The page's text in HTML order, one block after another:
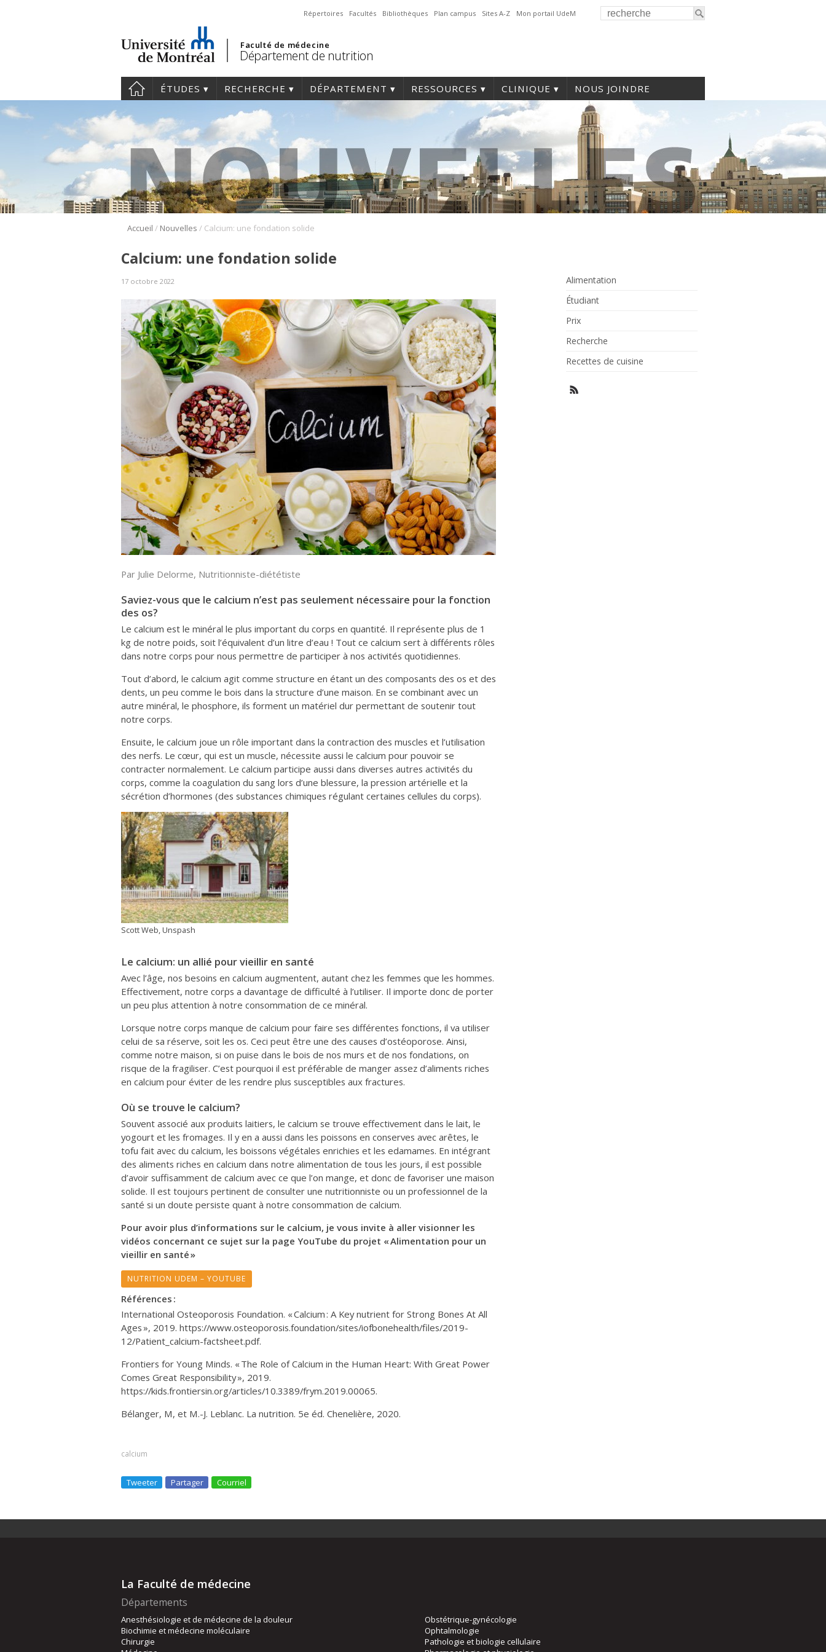
Répertoires Facultés Bibliothèques Plan campus Sites A-Z Mon portail UdeM
Faculté de médecine
Département de nutrition
ÉTUDES RECHERCHE DÉPARTEMENT RESSOURCES CLINIQUE NOUS JOINDRE
Accueil / Nouvelles / Calcium: une fondation solide
Alimentation
Étudiant
Prix
Recherche
Recettes de cuisine
Calcium: une fondation solide
17 octobre 2022
Par Julie Delorme, Nutritionniste-diététiste
Saviez-vous que le calcium n’est pas seulement nécessaire pour la fonction
des os?
Le calcium est le minéral le plus important du corps en quantité. Il représente plus de 1
kg de notre poids, soit l’équivalent d’un litre d’eau ! Tout ce calcium sert à différents rôles
dans notre corps pour nous permettre de participer à nos activités quotidiennes.
Tout d’abord, le calcium agit comme structure en étant un des composants des os et des
dents, un peu comme le bois dans la structure d’une maison. En se combinant avec un
autre minéral, le phosphore, ils forment un matériel dur permettant de soutenir tout
notre corps.
Ensuite, le calcium joue un rôle important dans la contraction des muscles et l’utilisation
des nerfs. Le cœur, qui est un muscle, nécessite aussi le calcium pour pouvoir se
contracter normalement. Le calcium participe aussi dans diverses autres activités du
corps, comme la coagulation du sang lors d’une blessure, la pression artérielle et la
sécrétion d’hormones (des substances chimiques régulant certaines cellules du corps).
Scott Web, Unspash
Le calcium: un allié pour vieillir en santé
Avec l’âge, nos besoins en calcium augmentent, autant chez les femmes que les hommes.
Effectivement, notre corps a davantage de difficulté à l’utiliser. Il importe donc de porter
un peu plus attention à notre consommation de ce minéral.
Lorsque notre corps manque de calcium pour faire ses différentes fonctions, il va utiliser
celui de sa réserve, soit les os. Ceci peut être une des causes d’ostéoporose. Ainsi,
comme notre maison, si on puise dans le bois de nos murs et de nos fondations, on
risque de la fragiliser. C’est pourquoi il est préférable de manger assez d’aliments riches
en calcium pour éviter de les rendre plus susceptibles aux fractures.
Où se trouve le calcium?
Souvent associé aux produits laitiers, le calcium se trouve effectivement dans le lait, le
yogourt et les fromages. Il y en a aussi dans les poissons en conserves avec arêtes, le
tofu fait avec du calcium, les boissons végétales enrichies et les edamames. En intégrant
des aliments riches en calcium dans notre alimentation de tous les jours, il est possible
d’avoir suffisamment de calcium avec ce que l’on mange, et donc de favoriser une maison
solide. Il est toujours pertinent de consulter une nutritionniste ou un professionnel de la
santé si un doute persiste quant à notre consommation de calcium.
Pour avoir plus d’informations sur le calcium, je vous invite à aller visionner les
vidéos concernant ce sujet sur la page YouTube du projet « Alimentation pour un
vieillir en santé »
NUTRITION UDEM – YOUTUBE
Références :
International Osteoporosis Foundation. « Calcium : A Key nutrient for Strong Bones At All
Ages », 2019. https://www.osteoporosis.foundation/sites/iofbonehealth/files/2019-
12/Patient_calcium-factsheet.pdf.
Frontiers for Young Minds. « The Role of Calcium in the Human Heart: With Great Power
Comes Great Responsibility », 2019.
https://kids.frontiersin.org/articles/10.3389/frym.2019.00065.
Bélanger, M, et M.-J. Leblanc. La nutrition. 5e éd. Chenelière, 2020.
calcium
Tweeter Partager Courriel
La Faculté de médecine
Départements
Anesthésiologie et de médecine de la douleur
Biochimie et médecine moléculaire
Chirurgie
Obstétrique-gynécologie
Ophtalmologie
Pathologie et biologie cellulaire